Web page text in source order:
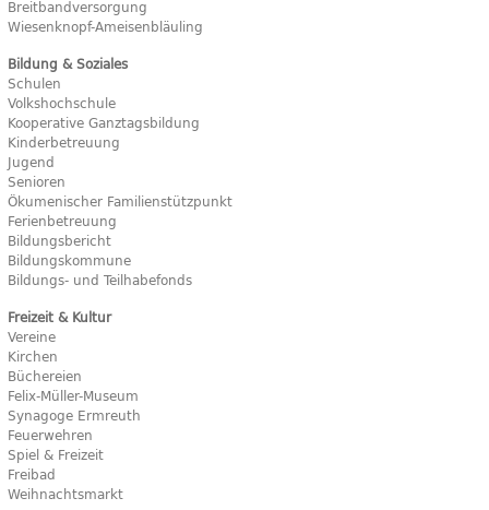
Breitbandversorgung
Wiesenknopf-Ameisenbläuling
Bildung & Soziales
Schulen
Volkshochschule
Kooperative Ganztagsbildung
Kinderbetreuung
Jugend
Senioren
Ökumenischer Familienstützpunkt
Ferienbetreuung
Bildungsbericht
Bildungskommune
Bildungs- und Teilhabefonds
Freizeit & Kultur
Vereine
Kirchen
Büchereien
Felix-Müller-Museum
Synagoge Ermreuth
Feuerwehren
Spiel & Freizeit
Freibad
Weihnachtsmarkt